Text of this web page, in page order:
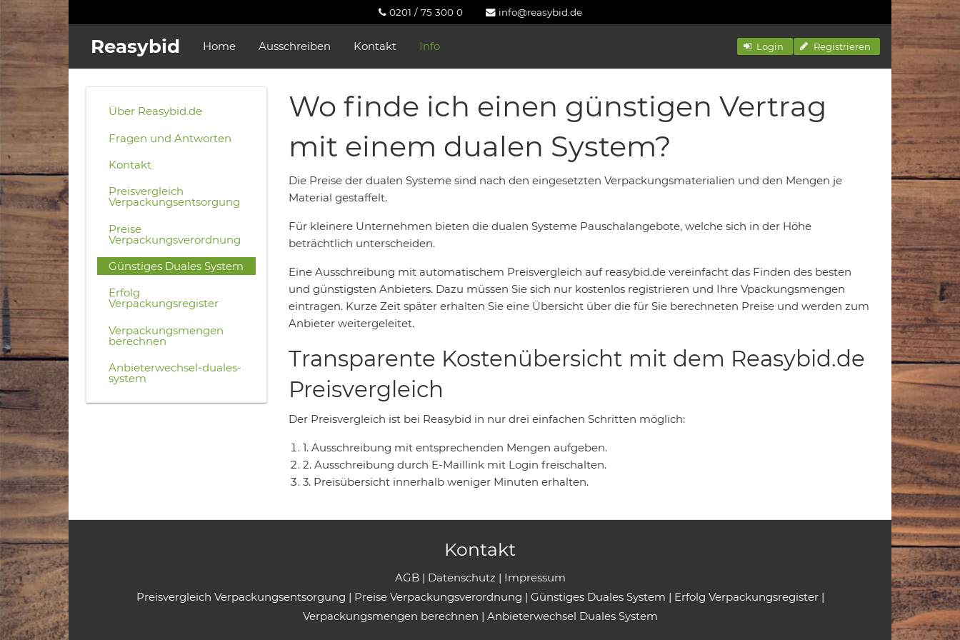
0201 / 75 300 0 info@reasybid.de
Reasybid Home Ausschreiben Kontakt Info Login Registrieren
Über Reasybid.de
Fragen und Antworten
Kontakt
Preisvergleich
Verpackungsentsorgung
Preise
Verpackungsverordnung
Günstiges Duales System
Erfolg
Verpackungsregister
Verpackungsmengen
berechnen
Anbieterwechsel-duales-
system
Wo finde ich einen günstigen Vertrag
mit einem dualen System?
Die Preise der dualen Systeme sind nach den eingesetzten Verpackungsmaterialien und den Mengen je
Material gestaffelt.
Für kleinere Unternehmen bieten die dualen Systeme Pauschalangebote, welche sich in der Höhe
beträchtlich unterscheiden.
Eine Ausschreibung mit automatischem Preisvergleich auf reasybid.de vereinfacht das Finden des besten
und günstigsten Anbieters. Dazu müssen Sie sich nur kostenlos registrieren und Ihre Vpackungsmengen
eintragen. Kurze Zeit später erhalten Sie eine Übersicht über die für Sie berechneten Preise und werden zum
Anbieter weitergeleitet.
Transparente Kostenübersicht mit dem Reasybid.de
Preisvergleich
Der Preisvergleich ist bei Reasybid in nur drei einfachen Schritten möglich:
1. Ausschreibung mit entsprechenden Mengen aufgeben.
2. Ausschreibung durch E-Maillink mit Login freischalten.
3. Preisübersicht innerhalb weniger Minuten erhalten.
Kontakt
AGB | Datenschutz | Impressum
Preisvergleich Verpackungsentsorgung | Preise Verpackungsverordnung | Günstiges Duales System | Erfolg Verpackungsregister |
Verpackungsmengen berechnen | Anbieterwechsel Duales System